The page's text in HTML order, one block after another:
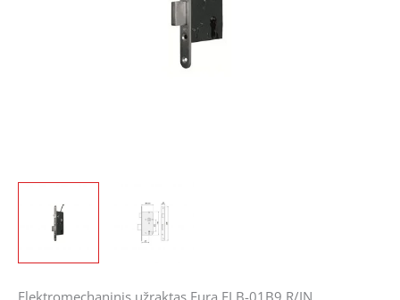
Elektromechaninis užraktas Eura ELB-01B9 R/IN